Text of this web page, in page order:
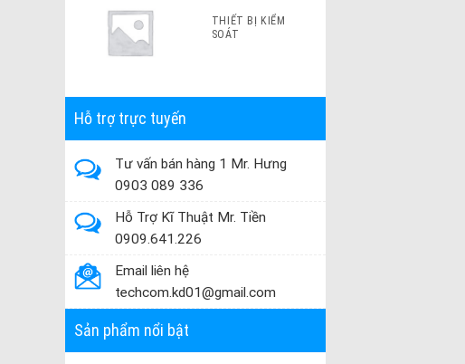
THIẾT BỊ KIỂM
SOÁT
Hỗ trợ trực tuyến
Tư vấn bán hàng 1 Mr. Hưng
0903 089 336
Hỗ Trợ Kĩ Thuật Mr. Tiền
0909.641.226
Email liên hệ
techcom.kd01@gmail.com
Sản phẩm nổi bật